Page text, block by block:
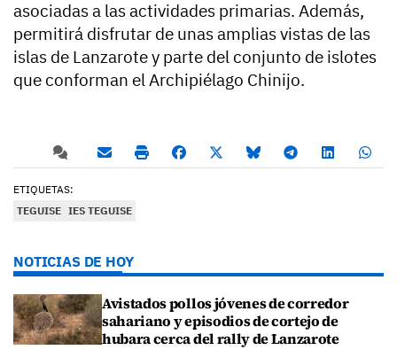
asociadas a las actividades primarias. Además,
permitirá disfrutar de unas amplias vistas de las
islas de Lanzarote y parte del conjunto de islotes
que conforman el Archipiélago Chinijo.
ETIQUETAS:
TEGUISE IES TEGUISE
NOTICIAS DE HOY
Avistados pollos jóvenes de corredor
sahariano y episodios de cortejo de
hubara cerca del rally de Lanzarote